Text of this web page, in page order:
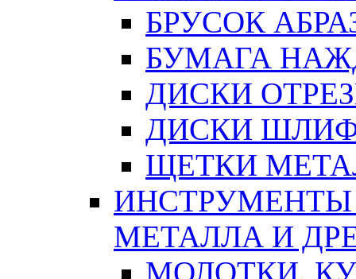
БРУСОК
БУМАГА
ДИСКИ
ДИСКИ
ЩЕТКИ
ИНСТРУМЕНТЫ
МЕТАЛЛА И